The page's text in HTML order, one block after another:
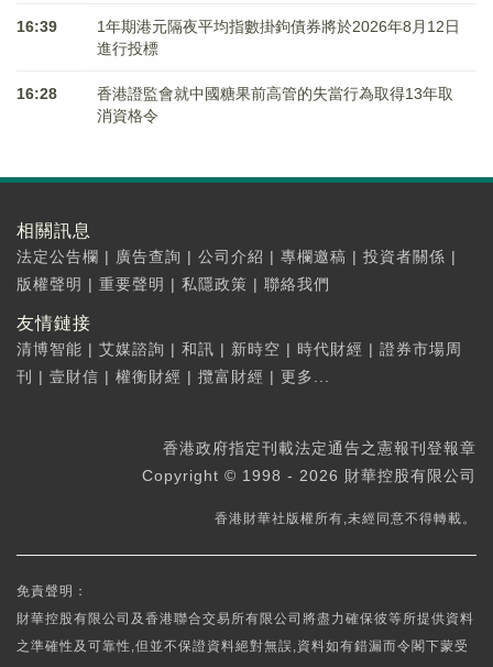
16:39
1年期港元隔夜平均指數掛鉤債券將於2026年8月12日
進行投標
16:28
香港證監會就中國糖果前高管的失當行為取得13年取
消資格令
相關訊息
法定公告欄 | 廣告查詢 | 公司介紹 | 專欄邀稿 | 投資者關係 |
版權聲明 | 重要聲明 | 私隱政策 | 聯絡我們
友情鏈接
清博智能 | 艾媒諮詢 | 和訊 | 新時空 | 時代財經 | 證券市場周
刊
| 壹財信 | 權衡財經 | 攬富財經 | 更多...
香港政府指定刊載法定通告之憲報刊登報章
Copyright © 1998 - 2026 財華控股有限公司
香港財華社版權所有,未經同意不得轉載。
免責聲明：
財華控股有限公司及香港聯合交易所有限公司將盡力確保彼等所提供資料
之準確性及可靠性,但並不保證資料絕對無誤,資料如有錯漏而令閣下蒙受